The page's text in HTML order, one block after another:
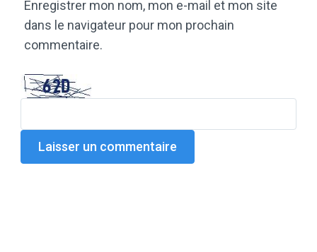
Enregistrer mon nom, mon e-mail et mon site
dans le navigateur pour mon prochain
commentaire.